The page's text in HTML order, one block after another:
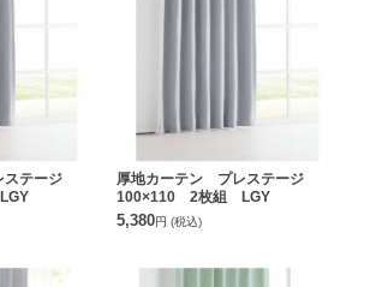
ステージ
厚地カーテン プレステージ
100×110 2枚組 LGY
5,380円 (税込)